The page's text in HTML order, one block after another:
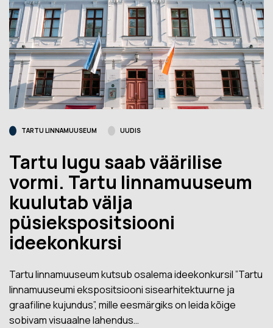
TARTU LINNAMUUSEUM UUDIS
Tartu lugu saab väärilise
vormi. Tartu linnamuuseum
kuulutab välja
püsiekspositsiooni
ideekonkursi
Tartu linnamuuseum kutsub osalema ideekonkursil ”Tartu
linnamuuseumi ekspositsiooni sisearhitektuurne ja
graafiline kujundus”, mille eesmärgiks on leida kõige
sobivam visuaalne lahendus…